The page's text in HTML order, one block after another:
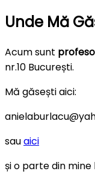
Unde Mă
Acum sunt
nr.10 București.
Mă găsești aici:
sauaici
și o parte din mine